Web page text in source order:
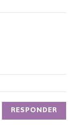
RESPONDER